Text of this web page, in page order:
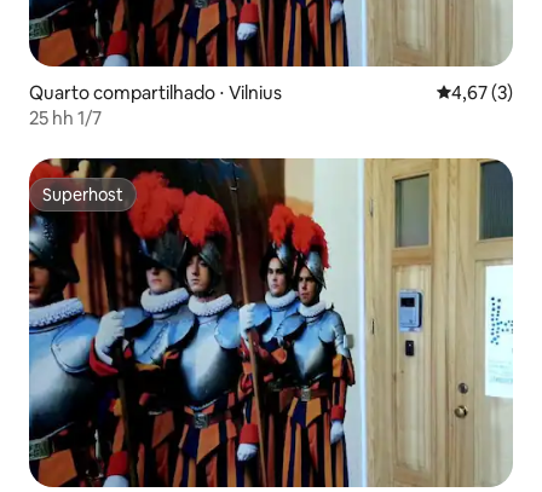
Quarto compartilhado ⋅ Vilnius 4,67 de
4,67 (3)
25 hh 1/7
Superhost
Superhost